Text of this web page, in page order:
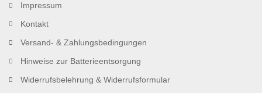
Impressum
Kontakt
Versand- & Zahlungsbedingungen
Hinweise zur Batterieentsorgung
Widerrufsbelehrung & Widerrufsformular